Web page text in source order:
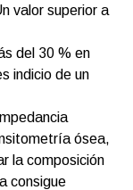
valor superior a
del 30 % en
indicio de un
ósea,
la composición
consigue